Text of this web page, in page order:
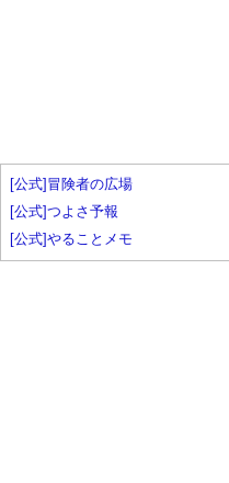
[公式]冒険者の広場
[公式]つよさ予報
[公式]やることメモ